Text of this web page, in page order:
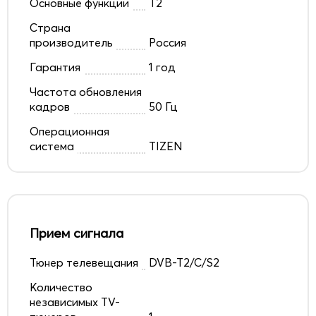
Страна
производитель
Россия
Гарантия
1 год
Частота обновления
кадров
50 Гц
Операционная
система
TIZEN
Прием сигнала
Тюнер телевещания
DVB-T2/C/S2
Количество
независимых TV-